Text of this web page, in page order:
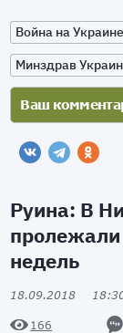
Война на Украине
Минздрав
Руина: В
пролежали
недель
18.09.2018
166